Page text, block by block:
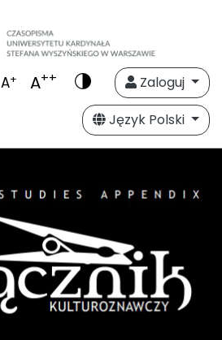
A+ A++
Zaloguj
Język Polski